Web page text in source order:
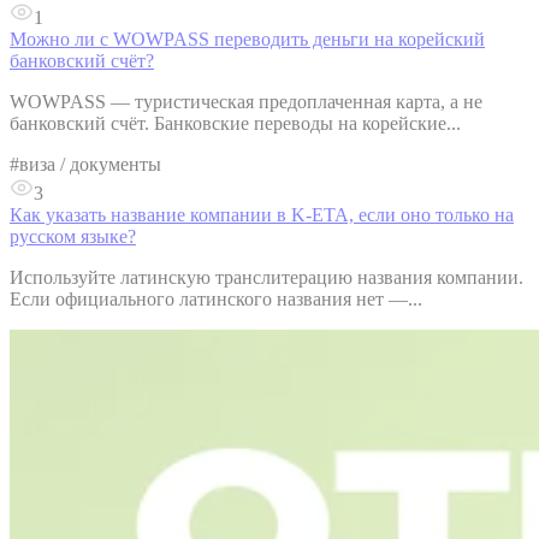
1
Можно ли с WOWPASS переводить деньги на корейский
банковский счёт?
WOWPASS — туристическая предоплаченная карта, а не
банковский счёт. Банковские переводы на корейские...
#виза / документы
3
Как указать название компании в K-ETA, если оно только на
русском языке?
Используйте латинскую транслитерацию названия компании.
Если официального латинского названия нет —...